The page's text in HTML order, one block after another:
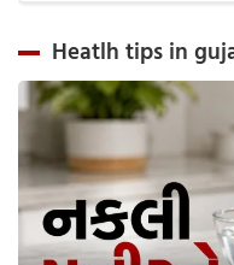
Heatlh tips in